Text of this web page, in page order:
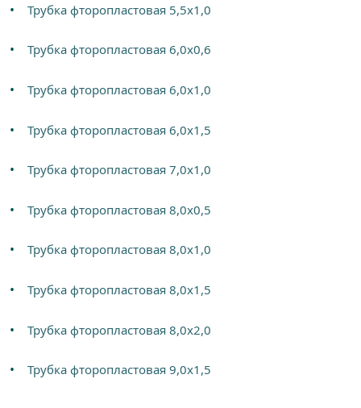
Трубка фторопластовая 5,5х1,0
Трубка фторопластовая 6,0х0,6
Трубка фторопластовая 6,0х1,0
Трубка фторопластовая 6,0х1,5
Трубка фторопластовая 7,0х1,0
Трубка фторопластовая 8,0х0,5
Трубка фторопластовая 8,0х1,0
Трубка фторопластовая 8,0х1,5
Трубка фторопластовая 8,0х2,0
Трубка фторопластовая 9,0х1,5